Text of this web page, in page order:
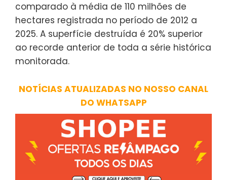
comparado à média de 110 milhões de
hectares registrada no período de 2012 a
2025. A superfície destruída é 20% superior
ao recorde anterior de toda a série histórica
monitorada.
NOTÍCIAS ATUALIZADAS NO NOSSO CANAL
DO WHATSAPP